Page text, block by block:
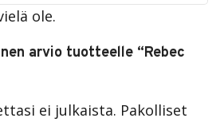
ole.
arvio tuotteelle “Rebec
ei julkaista. Pakolliset